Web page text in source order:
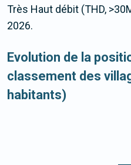
Très Haut débit (THD,
2026.
Evolution de la
classement des
habitants)